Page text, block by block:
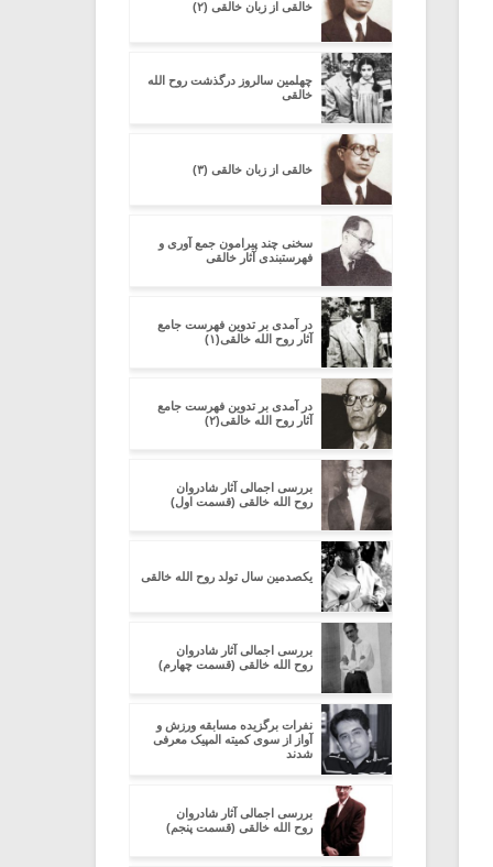
خالقى از زبان خالقی (۲)
چهلمین سالروز درگذشت روح الله
خالقی
خالقى از زبان خالقی (۳)
سخنی چند پیرامون جمع آوری و
فهرستبندی آثار خالقی
در آمدی بر تدوین فهرست جامع
آثار روح الله خالقی(۱)
در آمدی بر تدوین فهرست جامع
آثار روح الله خالقی(۲)
بررسی اجمالی آثار شادروان
روح الله خالقی (قسمت اول)
یکصدمین سال تولد روح الله خالقی
بررسی اجمالی آثار شادروان
روح الله خالقی (قسمت چهارم)
نفرات برگزیده مسابقه ورزش و
آواز از سوی کمیته المپیک معرفی
شدند
بررسی اجمالی آثار شادروان
روح الله خالقی (قسمت پنجم)